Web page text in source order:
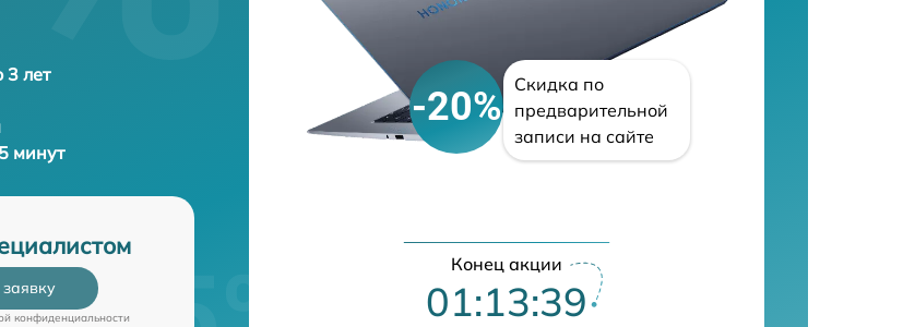
3 лет
минут
конфиденциальности
-20%
Скидка по
предварительной
записи на сайте
Конец акции
01:13:38